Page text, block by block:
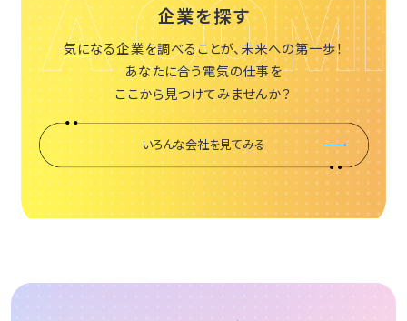
企業を探す
気になる企業を調べることが、未来への第一歩！
あなたに合う電気の仕事を
ここから見つけてみませんか？
いろんな会社を見てみる